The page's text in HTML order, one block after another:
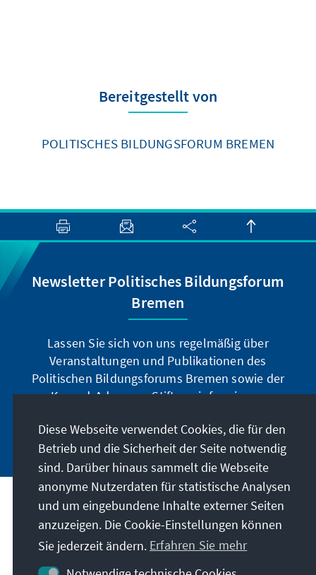
Bereitgestellt von
POLITISCHES BILDUNGSFORUM BREMEN
Newsletter Politisches Bildungsforum
Bremen
Lassen Sie sich von uns regelmäßig über
Veranstaltungen und Publikationen des
Politischen Bildungsforums Bremen sowie der
Konrad-Adenauer-Stiftung informieren.
Jetzt abonnieren
Anschrift
Kontakt
Diese Webseite verwendet Cookies, die für den
Betrieb und die Sicherheit der Seite notwendig
sind. Darüber hinaus sammelt die Webseite
anonyme Nutzerdaten für statistische Analysen
und um eingebundene Inhalte externer Seiten
anzuzeigen. Die Cookie-Einstellungen können
Sie jederzeit ändern. Erfahren Sie mehr